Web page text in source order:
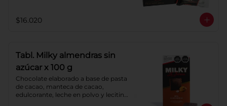
$16.020
Tabl. Milky almendras sin
azúcar x 100 g
Chocolate elaborado a base de pasta
de cacao, manteca de cacao,
edulcorante, leche en polvo y lecitina